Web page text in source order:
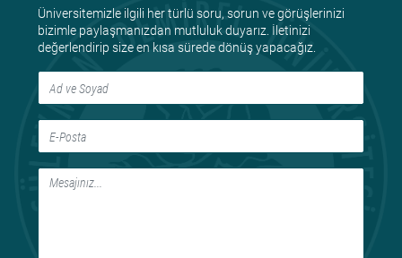
Üniversitemizle ilgili her türlü soru, sorun ve görüşlerinizi
bizimle paylaşmanızdan mutluluk duyarız. İletinizi
değerlendirip size en kısa sürede dönüş yapacağız.